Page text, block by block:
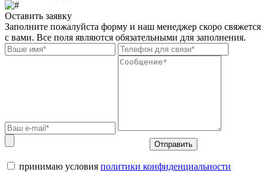
Оставить заявку
Заполните пожалуйста форму и наш менеджер скоро свяжется
с вами. Все поля являются обязательными для заполнения.
Отправить
принимаю условия политики конфиденциальности